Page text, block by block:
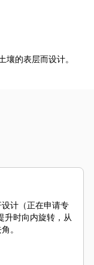
的表层而设计。
计（正在申请专
升时向内旋转，从
。